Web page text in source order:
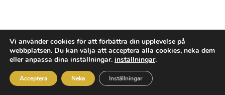
Rum uthyres
I vår nya lokal på Brogatan
2 i Mölndal.
Vi använder cookies för att förbättra din upplevelse på
webbplatsen. Du kan välja att acceptera alla cookies, neka dem
eller anpassa dina inställningar. inställningar.
Acceptera Neka Inställningar